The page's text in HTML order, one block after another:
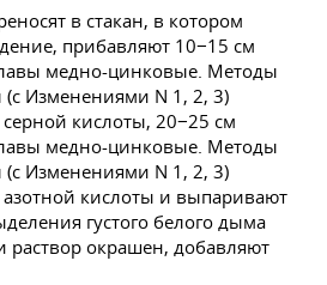
в стакан, в котором
прибавляют 10−15 см
кислоты, 20−25 см
кислоты и выпаривают
густого белого дыма
раствор окрашен, добавляют